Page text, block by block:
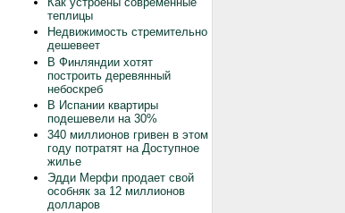
теплицы
Недвижимость стремительно
дешевеет
В Финляндии хотят
построить деревянный
небоскреб
В Испании квартиры
подешевели на 30%
340 миллионов гривен в этом
году потратят на Доступное
жилье
Эдди Мерфи продает свой
особняк за 12 миллионов
долларов